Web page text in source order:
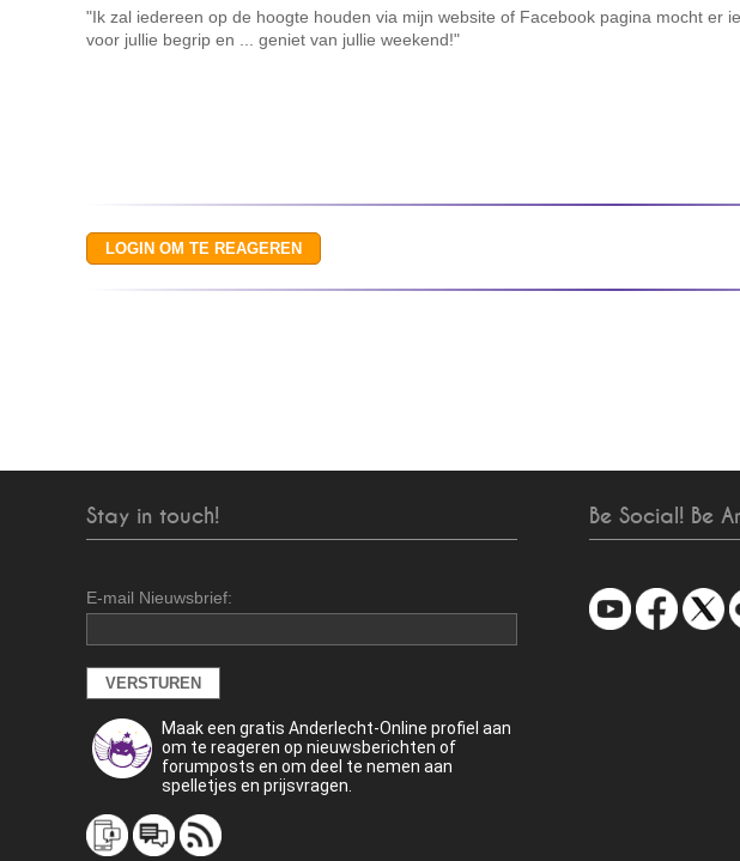
"Ik zal iedereen op de hoogte houden via mijn website of Facebook pagina mocht er
voor jullie begrip en ... geniet van jullie weekend!"
Stay in touch!
E-mail Nieuwsbrief:
Maak een gratis Anderlecht-Online profiel aan
om te reageren op nieuwsberichten of
forumposts en om deel te nemen aan
spelletjes en prijsvragen.
Be Social! Be